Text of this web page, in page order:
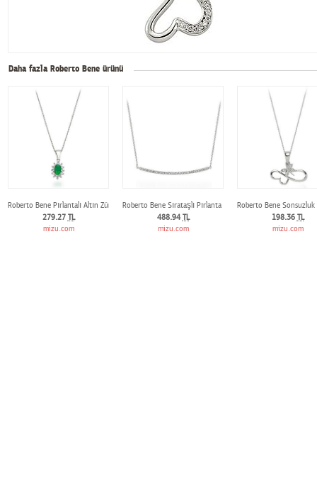
Daha fazla Roberto Bene ürünü
Roberto Bene Pırlantalı Altın Zümrüt Kolye
279.27 TL
mizu.com
Roberto Bene Sırataşlı Pırlanta Kolye
488.94TL
mizu.com
Roberto Bene
198.36 TL
mizu.com